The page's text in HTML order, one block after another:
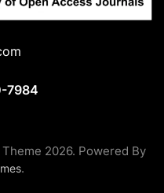
7984
2026. Powered By
.